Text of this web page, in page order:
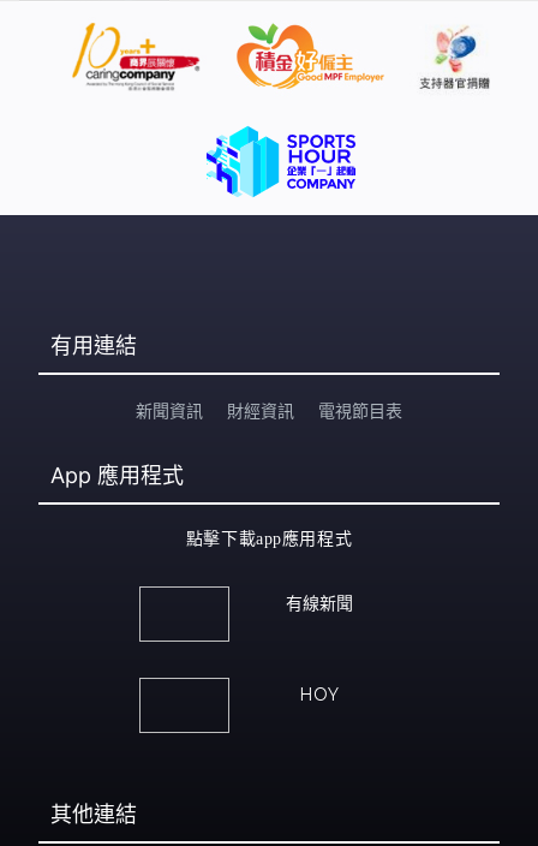
有用連結
新聞資訊 財經資訊 電視節目表
App 應用程式
點擊下載app應用程式
有線新聞
HOY
其他連結